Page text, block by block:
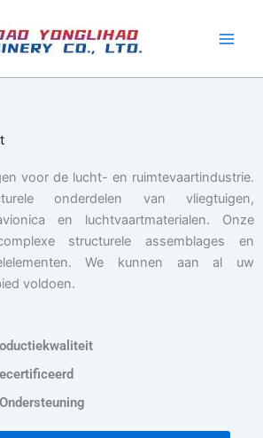
voor de lucht- en ruimtevaartindustrie.
onderdelen van vliegtuigen,
en luchtvaartmaterialen. Onze
structurele assemblages en
We kunnen aan al uw
voldoen.